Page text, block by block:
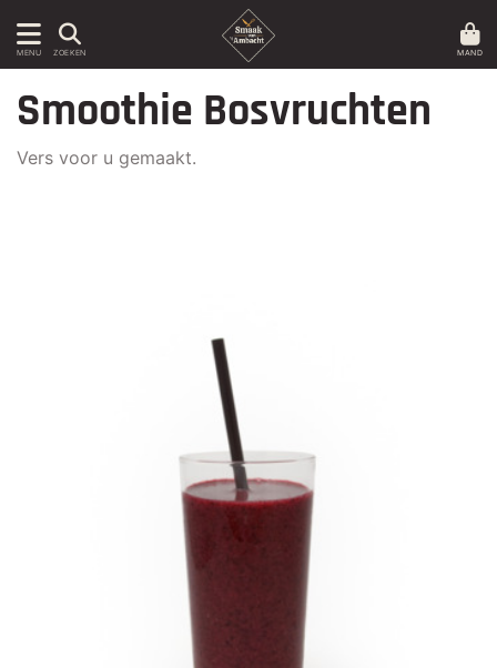
MENU ZOEKEN MAND
Smoothie Bosvruchten
Vers voor u gemaakt.